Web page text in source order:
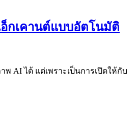
อ็กเคานต์แบบอัตโนมัติ
AI ได้ แต่เพราะเป็นการเปิดให้กับ